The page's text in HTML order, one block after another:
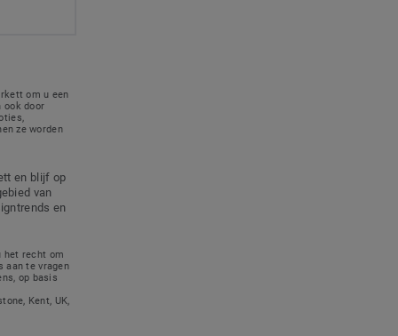
om u een
ook door
ze worden
en blijf op
van
en
het recht om
aan te vragen
op basis
Kent, UK,